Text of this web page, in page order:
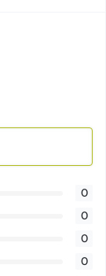
0
0
0
0